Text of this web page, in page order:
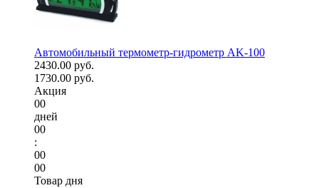
Автомобильный термометр-гидрометр AK-100
2430.00 руб.
1730.00 руб.
Акция
00
дней
00
:
00
00
Товар дня